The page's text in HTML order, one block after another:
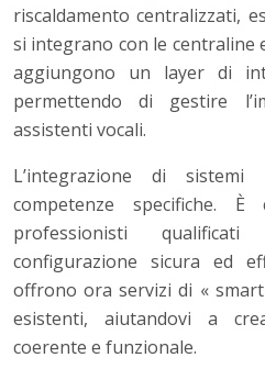
riscaldamento centralizzati,
si integrano con le centraline
aggiungono un layer di
permettendo di gestire
assistenti vocali.
L’integrazione di sistemi
competenze specifiche.
professionisti
configurazione sicura ed
offrono ora servizi di «
esistenti, aiutandovi a
coerente e funzionale.